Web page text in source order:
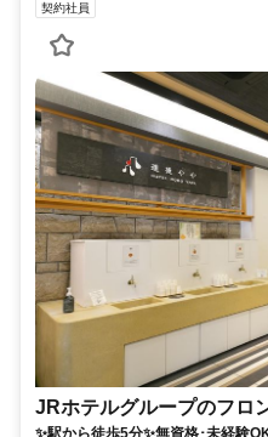
契約社員
JRホテルグループのフロ